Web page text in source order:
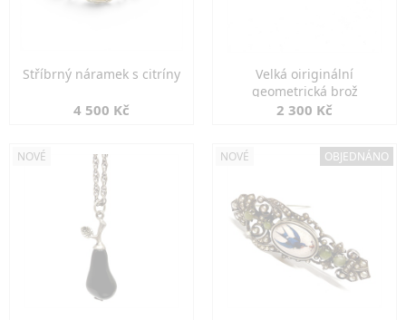
Stříbrný náramek s citríny
4 500 Kč
Velká oiriginální
geometrická brož
2 300 Kč
NOVÉ NOVÉ OBJEDNÁNO